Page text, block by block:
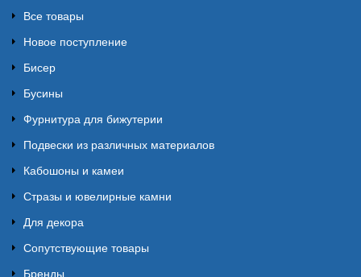
Все товары
Новое поступление
Бисер
Бусины
Фурнитура для бижутерии
Подвески из различных материалов
Кабошоны и камеи
Стразы и ювелирные камни
Для декора
Сопутствующие товары
Бренды